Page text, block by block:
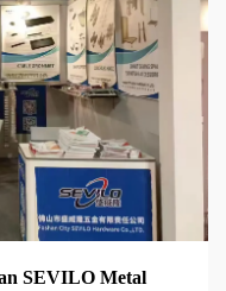
SEVILO Metal